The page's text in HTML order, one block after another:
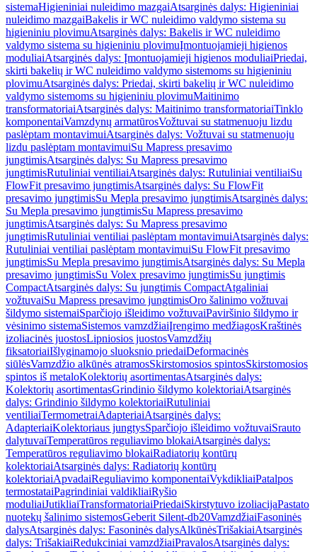
sistemaHigieniniai nuleidimo mazgaiAtsarginės dalys: Higieniniai
nuleidimo mazgaiBakelis ir WC nuleidimo valdymo sistema su
higieniniu plovimuAtsarginės dalys: Bakelis ir WC nuleidimo
valdymo sistema su higieniniu plovimuĮmontuojamieji higienos
moduliaiAtsarginės dalys: Įmontuojamieji higienos moduliaiPriedai,
skirti bakelių ir WC nuleidimo valdymo sistemoms su higieniniu
plovimuAtsarginės dalys: Priedai, skirti bakelių ir WC nuleidimo
valdymo sistemoms su higieniniu plovimuMaitinimo
transformatoriaiAtsarginės dalys: Maitinimo transformatoriaiTinklo
komponentaiVamzdynų armatūrosVožtuvai su statmenuoju lizdu
paslėptam montavimuiAtsarginės dalys: Vožtuvai su statmenuoju
lizdu paslėptam montavimuiSu Mapress presavimo
jungtimisAtsarginės dalys: Su Mapress presavimo
jungtimisRutuliniai ventiliaiAtsarginės dalys: Rutuliniai ventiliaiSu
FlowFit presavimo jungtimisAtsarginės dalys: Su FlowFit
presavimo jungtimisSu Mepla presavimo jungtimisAtsarginės dalys:
Su Mepla presavimo jungtimisSu Mapress presavimo
jungtimisAtsarginės dalys: Su Mapress presavimo
jungtimisRutuliniai ventiliai paslėptam montavimuiAtsarginės dalys:
Rutuliniai ventiliai paslėptam montavimuiSu FlowFit presavimo
jungtimisSu Mepla presavimo jungtimisAtsarginės dalys: Su Mepla
presavimo jungtimisSu Volex presavimo jungtimisSu jungtimis
CompactAtsarginės dalys: Su jungtimis CompactAtgaliniai
vožtuvaiSu Mapress presavimo jungtimisOro šalinimo vožtuvai
šildymo sistemaiSparčiojo išleidimo vožtuvaiPaviršinio šildymo ir
vėsinimo sistemaSistemos vamzdžiaiĮrengimo medžiagosKraštinės
izoliacinės juostosLipniosios juostosVamzdžių
fiksatoriaiIšlyginamojo sluoksnio priedaiDeformacinės
siūlėsVamzdžio alkūnės atramosSkirstomosios spintosSkirstomosios
spintos iš metaloKolektorių asortimentasAtsarginės dalys:
Kolektorių asortimentasGrindinio šildymo kolektoriaiAtsarginės
dalys: Grindinio šildymo kolektoriaiRutuliniai
ventiliaiTermometraiAdapteriaiAtsarginės dalys:
AdapteriaiKolektoriaus jungtysSparčiojo išleidimo vožtuvaiSrauto
dalytuvaiTemperatūros reguliavimo blokaiAtsarginės dalys:
Temperatūros reguliavimo blokaiRadiatorių kontūrų
kolektoriaiAtsarginės dalys: Radiatorių kontūrų
kolektoriaiApvadaiReguliavimo komponentaiVykdikliaiPatalpos
termostataiPagrindiniai valdikliaiRyšio
moduliaiJutikliaiTransformatoriaiPriedaiSkirstytuvo izoliacijaPastato
nuotekų šalinimo sistemosGeberit Silent-db20VamzdžiaiFasoninės
dalysAtsarginės dalys: Fasoninės dalysAlkūnėsTrišakiaiAtsarginės
dalys: TrišakiaiRedukciniai vamzdžiaiPravalosAtsarginės dalys: